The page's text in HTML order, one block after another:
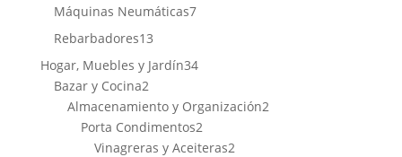
Máquinas Neumáticas77
Rebarbadores1313
productos
Hogar, Muebles y Jardín3434
Bazar y Cocina22
productos
Almacenamiento y Organización22
Porta Condimentos22
productos
Vinagreras y Aceiteras22